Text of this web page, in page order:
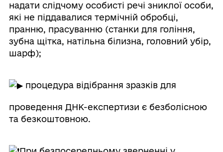
надати слідчому особисті речі зниклої особи,
які не піддавалися термічній обробці,
пранню, прасуванню (станки для гоління,
зубна щітка, натільна білизна, головний убір,
шарф);
процедура відібрання зразків для
проведення ДНК-експертизи є безболісною
та безкоштовною.